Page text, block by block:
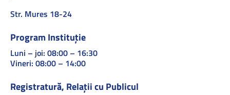
Str. Mures 18-24
Program Instituție
Luni – joi: 08:00 – 16:30
Vineri: 08:00 – 14:00
Registratură, Relații cu Publicul